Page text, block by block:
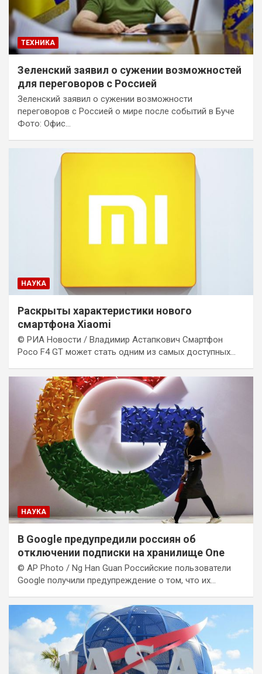
ТЕХНИКА
Зеленский заявил о сужении возможностей
для переговоров с Россией
Зеленский заявил о сужении возможности
переговоров с Россией о мире после событий в Буче
Фото: Офис…
НАУКА
Раскрыты характеристики нового
смартфона Xiaomi
© РИА Новости / Владимир Астапкович Смартфон
Poco F4 GT может стать одним из самых доступных…
НАУКА
В Google предупредили россиян об
отключении подписки на хранилище One
© AP Photo / Ng Han Guan Российские пользователи
Google получили предупреждение о том, что их…